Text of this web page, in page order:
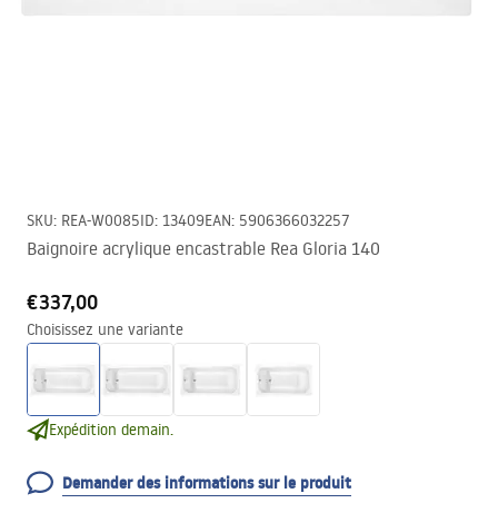
SKU: REA-W0085ID: 13409EAN: 5906366032257
Baignoire acrylique encastrable Rea Gloria 140
€337,00
Choisissez une variante
Expédition demain.
Demander des informations sur le produit